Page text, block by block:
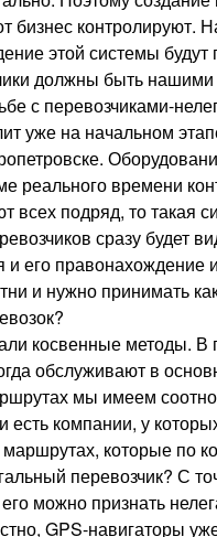
бизнес контролируют.
этой системы
должны быть
с перевозчиками-
уже на начальном
реального времени
всех подряд, то такая
сразу будет
и его правонахождение
и нужно принимать
косвенные методы. В
обслуживают в
мы имеем
компании, у
которые по
перевозчик? С
можно признать
GPS-навигаторы